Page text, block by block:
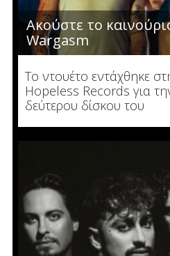
Ακούστε το
Wargasm
To ντουέτο εντάχθηκε
Hopeless Records για
δεύτερου δίσκου του